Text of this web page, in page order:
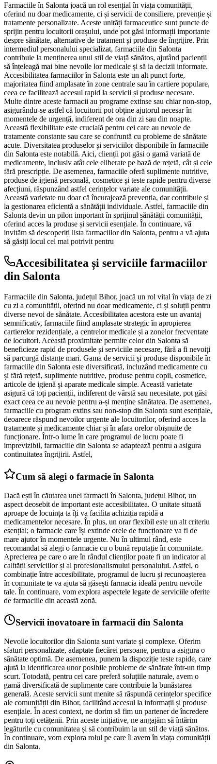
Farmaciile în Salonta joacă un rol esențial în viața comunității,
oferind nu doar medicamente, ci și servicii de consiliere, prevenție și
tratamente personalizate. Aceste unități farmaceutice sunt puncte de
sprijin pentru locuitorii orașului, unde pot găsi informații importante
despre sănătate, alternative de tratament și produse de îngrijire. Prin
intermediul personalului specializat, farmaciile din Salonta
contribuie la menținerea unui stil de viață sănătos, ajutând pacienții
să înțeleagă mai bine nevoile lor medicale și să ia decizii informate.
Accesibilitatea farmaciilor în Salonta este un alt punct forte,
majoritatea fiind amplasate în zone centrale sau în cartiere populare,
ceea ce facilitează accesul rapid la servicii și produse necesare.
Multe dintre aceste farmacii au programe extinse sau chiar non-stop,
asigurându-se astfel că locuitorii pot obține ajutorul necesar în
momentele de urgență, indiferent de ora din zi sau din noapte.
Această flexibilitate este crucială pentru cei care au nevoie de
tratamente constante sau care se confruntă cu probleme de sănătate
acute. Diversitatea produselor și serviciilor disponibile în farmaciile
din Salonta este notabilă. Aici, clienții pot găsi o gamă variată de
medicamente, inclusiv atât cele eliberate pe bază de rețetă, cât și cele
fără prescripție. De asemenea, farmaciile oferă suplimente nutritive,
produse de igienă personală, cosmetice și teste rapide pentru diverse
afecțiuni, răspunzând astfel cerințelor variate ale comunității.
Această varietate nu doar că încurajează prevenția, dar contribuie și
la gestionarea eficientă a sănătății individuale. Astfel, farmaciile din
Salonta devin un pilon important în sprijinul sănătății comunității,
oferind acces la produse și servicii esențiale. În continuare, vă
invităm să descoperiți lista farmaciilor din Salonta, pentru a vă ajuta
să găsiți locul cel mai potrivit pentru
Accesibilitatea și serviciile farmaciilor
din Salonta
Farmaciile din Salonta, județul Bihor, joacă un rol vital în viața de zi
cu zi a comunității, oferind nu doar medicamente, ci și soluții pentru
diverse nevoi de sănătate. Accesibilitatea acestora este un avantaj
semnificativ, farmaciile fiind amplasate strategic în apropierea
cartierelor rezidențiale, a centrelor medicale și a zonelor frecventate
de locuitori. Această proximitate permite celor din Salonta să
beneficieze rapid de produsele și serviciile necesare, fără a fi nevoiți
să parcurgă distanțe mari. Gama de servicii și produse disponibile în
farmaciile din Salonta este diversificată, incluzând medicamente cu
și fără rețetă, suplimente nutritive, produse pentru copii, cosmetice,
articole de igienă și aparate medicale simple. Această varietate
asigură că toți pacienții, indiferent de vârstă sau necesitate, pot găsi
exact ceea ce au nevoie pentru a-și menține sănătatea. De asemenea,
farmaciile cu program extins sau non-stop din Salonta sunt esențiale,
deoarece răspund nevoilor urgente ale locuitorilor, oferind acces la
tratamente și medicamente chiar și în afara orelor obișnuite de
funcționare. Într-o lume în care programul de lucru poate fi
imprevizibil, farmaciile din Salonta se adaptează pentru a asigura
continuitatea îngrijirii. Astfel,
Cum să alegi o farmacie în Salonta
Dacă ești în căutarea unei farmacii în Salonta, județul Bihor, un
aspect deosebit de important este accesibilitatea. O unitate situată
aproape de locuința ta îți va facilita achiziția rapidă a
medicamentelor necesare. În plus, un orar flexibil este un alt criteriu
esențial; o farmacie care își extinde orele de funcționare va fi de
mare ajutor în momentele urgente. Nu în ultimul rând, este
recomandat să alegi o farmacie cu o bună reputație în comunitate.
Aprecierea pe care o are în rândul clienților poate fi un indicator al
calității serviciilor și al profesionalismului personalului. Astfel, o
combinație între accesibilitate, programul de lucru și recunoașterea
în comunitate te va ajuta să găsești farmacia ideală pentru nevoile
tale. În continuare, vom explora aspectele legate de serviciile oferite
de farmaciile din această zonă.
Servicii inovatoare în farmacii din Salonta
Nevoile locuitorilor din Salonta sunt variate și complexe. Oferim
sfaturi personalizate, adaptate fiecărei persoane, pentru a asigura o
sănătate optimă. De asemenea, punem la dispoziție teste rapide, care
ajută la identificarea unor posibile probleme de sănătate într-un timp
scurt. Totodată, pentru cei care preferă soluțiile naturale, avem o
gamă diversificată de suplimente care contribuie la bunăstarea
generală. Aceste servicii sunt menite să răspundă cerințelor specifice
ale comunității din Bihor, facilitând accesul la informații și produse
esențiale. În acest context, ne dorim să fim un partener de încredere
pentru toți cetățenii. Prin aceste inițiative, ne angajăm să întărim
legăturile cu comunitatea și să contribuim la un stil de viață sănătos.
În continuare, vom explora rolul pe care îl avem în viața comunității
din Salonta.